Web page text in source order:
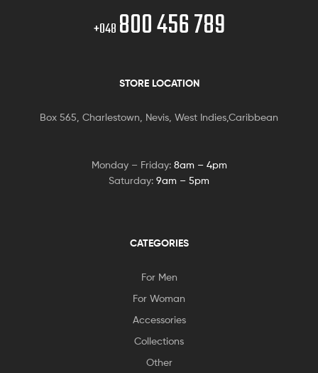
+048 800 456 789
STORE LOCATION
Box 565, Charlestown, Nevis, West Indies,Caribbean
Monday – Friday: 8am – 4pm
Saturday: 9am – 5pm
CATEGORIES
For Men
For Woman
Accessories
Collections
Other